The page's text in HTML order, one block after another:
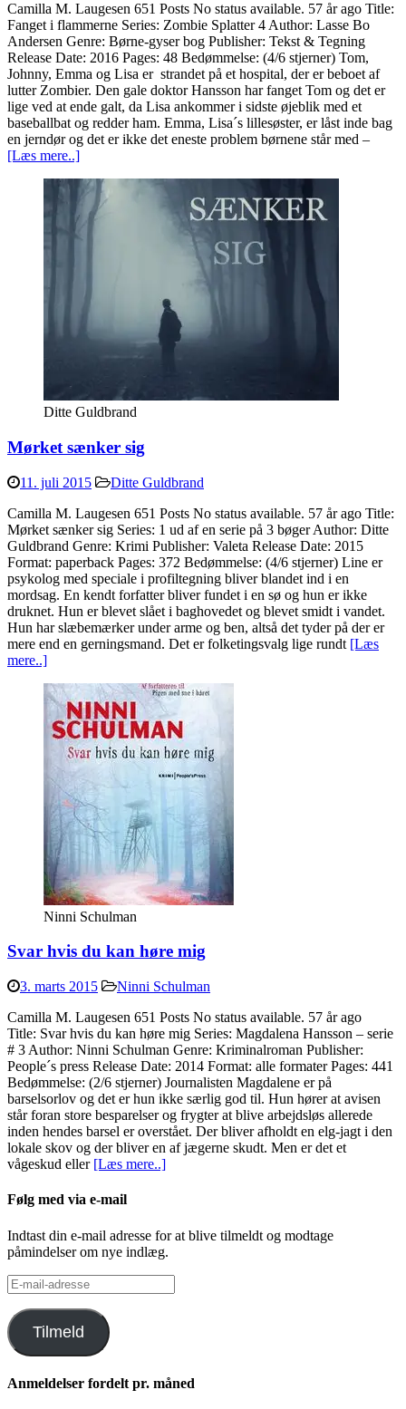
Camilla M. Laugesen 651 Posts No status available. 57 år ago Title:
Fanget i flammerne Series: Zombie Splatter 4 Author: Lasse Bo
Andersen Genre: Børne-gyser bog Publisher: Tekst & Tegning
Release Date: 2016 Pages: 48 Bedømmelse: (4/6 stjerner) Tom,
Johnny, Emma og Lisa er strandet på et hospital, der er beboet af
lutter Zombier. Den gale doktor Hansson har fanget Tom og det er
lige ved at ende galt, da Lisa ankommer i sidste øjeblik med et
baseballbat og redder ham. Emma, Lisa´s lillesøster, er låst inde bag
en jerndør og det er ikke det eneste problem børnene står med –
[Læs mere..]
Ditte Guldbrand
Mørket sænker sig
11. juli 2015
Ditte Guldbrand
Camilla M. Laugesen 651 Posts No status available. 57 år ago Title:
Mørket sænker sig Series: 1 ud af en serie på 3 bøger Author: Ditte
Guldbrand Genre: Krimi Publisher: Valeta Release Date: 2015
Format: paperback Pages: 372 Bedømmelse: (4/6 stjerner) Line er
psykolog med speciale i profiltegning bliver blandet ind i en
mordsag. En kendt forfatter bliver fundet i en sø og hun er ikke
druknet. Hun er blevet slået i baghovedet og blevet smidt i vandet.
Hun har slæbemærker under arme og ben, altså det tyder på der er
mere end en gerningsmand. Det er folketingsvalg lige rundt [Læs
mere..]
Ninni Schulman
Svar hvis du kan høre mig
3. marts 2015
Ninni Schulman
Camilla M. Laugesen 651 Posts No status available. 57 år ago
Title: Svar hvis du kan høre mig Series: Magdalena Hansson – serie
# 3 Author: Ninni Schulman Genre: Kriminalroman Publisher:
People´s press Release Date: 2014 Format: alle formater Pages: 441
Bedømmelse: (2/6 stjerner) Journalisten Magdalene er på
barselsorlov og det er hun ikke særlig god til. Hun hører at avisen
står foran store besparelser og frygter at blive arbejdsløs allerede
inden hendes barsel er overstået. Der bliver afholdt en elg-jagt i den
lokale skov og der bliver en af jægerne skudt. Men er det et
vågeskud eller [Læs mere..]
Følg med via e-mail
Indtast din e-mail adresse for at blive tilmeldt og modtage
påmindelser om nye indlæg.
E-
mail-
adresse
Tilmeld
Anmeldelser fordelt pr. måned